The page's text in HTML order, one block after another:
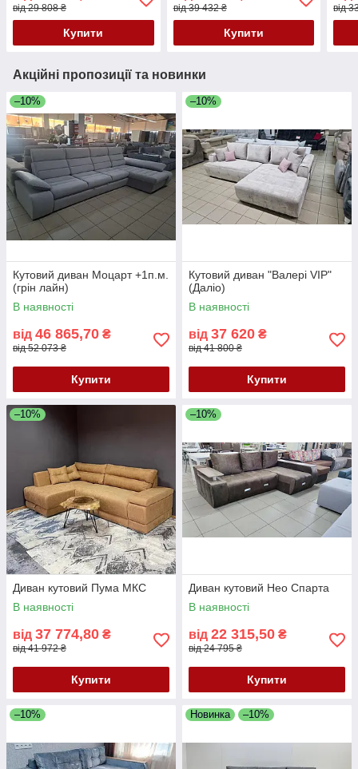
від 29 808 ₴
Купити
від 39 432 ₴
Купити
від
Акційні пропозиції та новинки
–10%
Кутовий диван Моцарт +1п.м.
(грін лайн)
В наявності
від 46 865,70 ₴
від 52 073 ₴
Купити
–10%
Кутовий диван "Валері VIP"
(Даліо)
В наявності
від 37 620 ₴
від 41 800 ₴
Купити
–10%
Диван кутовий Пума МКС
В наявності
від 37 774,80 ₴
від 41 972 ₴
Купити
–10%
Диван кутовий Нео Спарта
В наявності
від 22 315,50 ₴
від 24 795 ₴
Купити
–10% Новинка –10%